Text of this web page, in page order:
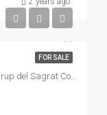
FOR SALE
Avinguda de València / Avenida Valencia, Grup del Sagrat Cor, Grup Sant Bernat, Castelló de la Plana, la Plana Alta, Castelló / Castellón, Comunitat Valenciana, 12006, España